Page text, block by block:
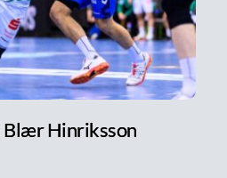
Blær Hinriksson